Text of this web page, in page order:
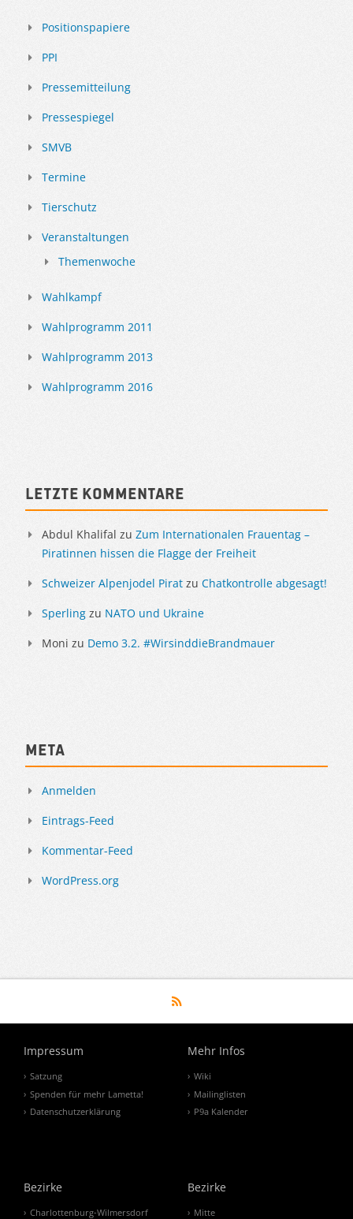
Positionspapiere
PPI
Pressemitteilung
Pressespiegel
SMVB
Termine
Tierschutz
Veranstaltungen
Themenwoche
Wahlkampf
Wahlprogramm 2011
Wahlprogramm 2013
Wahlprogramm 2016
Letzte Kommentare
Abdul Khalifal zu Zum Internationalen Frauentag –
Piratinnen hissen die Flagge der Freiheit
Schweizer Alpenjodel Pirat zu Chatkontrolle abgesagt!
Sperling zu NATO und Ukraine
Moni zu Demo 3.2. #WirsinddieBrandmauer
Meta
Anmelden
Eintrags-Feed
Kommentar-Feed
WordPress.org
Impressum
Satzung
Spenden für mehr Lametta!
Datenschutzerklärung
Mehr Infos
Wiki
Mailinglisten
P9a Kalender
Bezirke
Charlottenburg-Wilmersdorf
Bezirke
Mitte